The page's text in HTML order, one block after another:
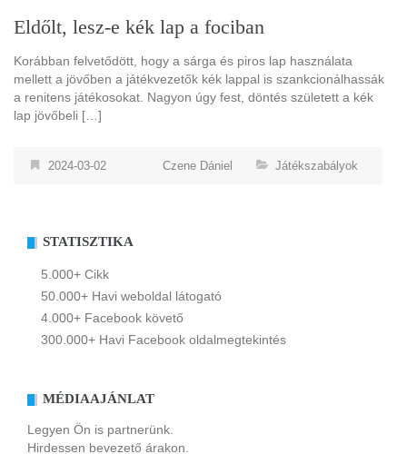
Eldőlt, lesz-e kék lap a fociban
Korábban felvetődött, hogy a sárga és piros lap használata
mellett a jövőben a játékvezetők kék lappal is szankcionálhassák
a renitens játékosokat. Nagyon úgy fest, döntés született a kék
lap jövőbeli […]
2024-03-02 Czene Dániel Játékszabályok
STATISZTIKA
5.000+ Cikk
50.000+ Havi weboldal látogató
4.000+ Facebook követő
300.000+ Havi Facebook oldalmegtekintés
MÉDIAAJÁNLAT
Legyen Ön is partnerünk.
Hirdessen bevezető árakon.